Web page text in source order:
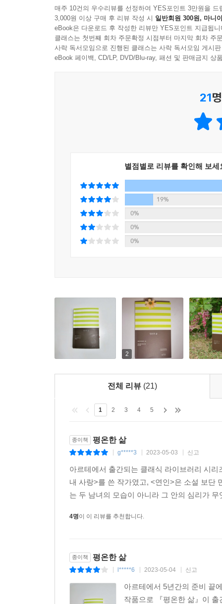
가족과 사랑 이야기를 내세운 이 소설은 결국 권
뒤라스적 세계를 품고 있다. 뒤라스는 절제되고
상처와 수치를 엿보는 독자는 슬픔을 느끼고, 그
시리즈로 호평을 받고 있는 ‘클래식 클라우드’
기울였다. 해당 작가나 작품에 대한 전문가급 역
탈피하여 젊고 산뜻한 디자인을 전면에 내세웠
오늘날 젊은 독자들에게 또 하나의 좋은 선택지가
약 5년간의 준비 끝에 2023년 봄과 함께 첫선을
매주 10건의 우수리뷰를 선정하여 YES포인트 3만원을 드
3,000원 이상 구매 후 리뷰 작성 시 일반회원 300원, 마니
eBook은 다운로드 후 작성한 리뷰만 YES포인트 지급됩니
클래스는 첫번째 회차 주문확정 시점부터 마지막 회차 주
사락 독서모임으로 진행된 클래스는 사락 독서모임 게시
eBook 페이백, CD/LP, DVD/Blu-ray, 패션 및 판매금지 상
21
별점별로 리뷰를 확인해 보세
19%
0%
0%
0%
2
전체 리뷰 (21)
1 2 3 4 5
종이책 평온한 삶
g*****3 2023-05-03 신고
아르테에서 출간되는 클래식 라이브러리 시
내 사랑>를 쓴 작가였고, <연인>은 소설 보단
는 두 남녀의 모습이 아니라 그 안의 심리가
4명이 이 리뷰를 추천합니다.
종이책 평온한 삶
l*****6 2023-05-04 신고
아르테에서 5년간의 준비 끝
작품으로 『평온한 삶』이